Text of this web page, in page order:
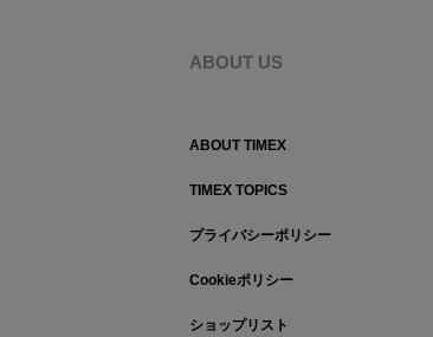
ABOUT US
ABOUT TIMEX
TIMEX TOPICS
プライバシーポリシー
Cookieポリシー
ショップリスト